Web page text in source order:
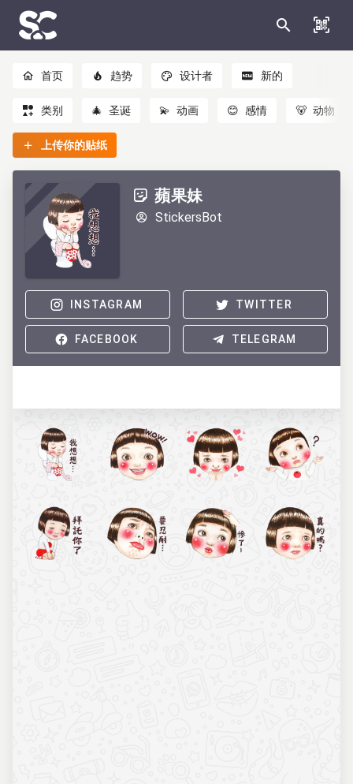
首页 趋势 设计者 新的
类别 🎄 圣诞 💫 动画 😊 感情 🐻 动物
上传你的贴纸
蘋果妹
StickersBot
INSTAGRAM TWITTER
FACEBOOK TELEGRAM